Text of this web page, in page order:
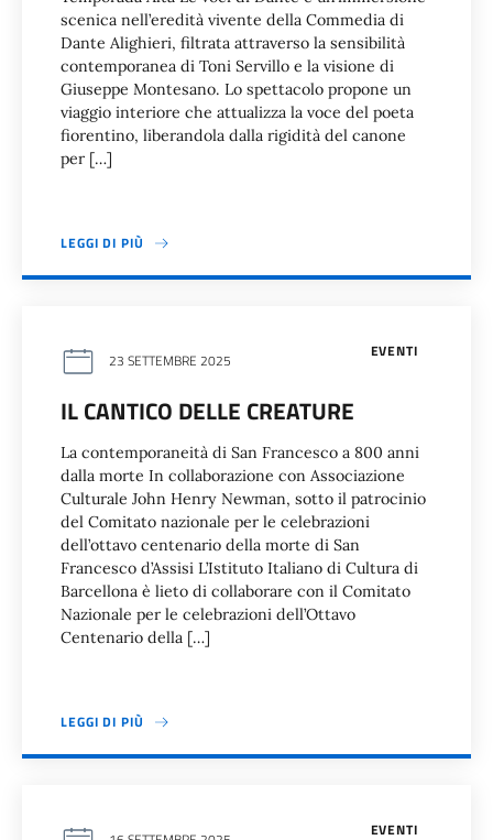
scenica nell’eredità vivente della Commedia di
Dante Alighieri, filtrata attraverso la sensibilità
contemporanea di Toni Servillo e la visione di
Giuseppe Montesano. Lo spettacolo propone un
viaggio interiore che attualizza la voce del poeta
fiorentino, liberandola dalla rigidità del canone
per […]
LEGGI DI PIÙ
EVENTI
23 SETTEMBRE 2025
IL CANTICO DELLE CREATURE
La contemporaneità di San Francesco a 800 anni
dalla morte In collaborazione con Associazione
Culturale John Henry Newman, sotto il patrocinio
del Comitato nazionale per le celebrazioni
dell’ottavo centenario della morte di San
Francesco d’Assisi L’Istituto Italiano di Cultura di
Barcellona è lieto di collaborare con il Comitato
Nazionale per le celebrazioni dell’Ottavo
Centenario della […]
LEGGI DI PIÙ
EVENTI